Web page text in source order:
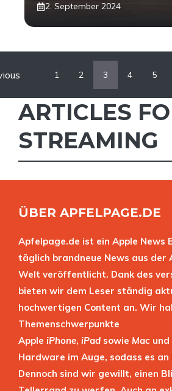
2. September 2024
1 2 3 4 5
ARTICLES
STREAMING
ÜBER APFELPAGE.DE
Apfelpage.de ist ein Apple News
täglich brandneue News aus der
Welt veröffentlicht. Dank des
bieten wir dem Leser ständig
hochwertigen Content an. Wir
Themenschwerpunkte
Apple iPhone, iPad sowie Mac
Hardware im Auge, sodass es
Dennoch sind wir gewillt, einen